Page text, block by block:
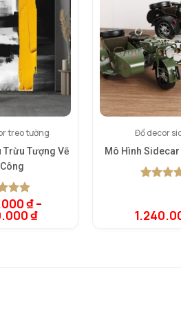
treo tường
Trừu Tượng Vẽ
5₫–
₫
Đồ decor
Mô Hình
đánh giá